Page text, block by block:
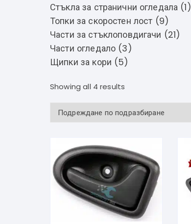
Стъкла за странични огледала (1)
Топки за скоростен лост (9)
Части за стъклоповдигачи (21)
Части огледало (3)
Щипки за кори (5)
Showing all 4 results